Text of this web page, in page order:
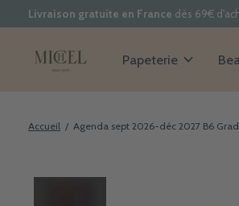
Livraison gratuite en France dès 69€
Papeterie
Accueil / Agenda sept 2026-déc 2027 B6